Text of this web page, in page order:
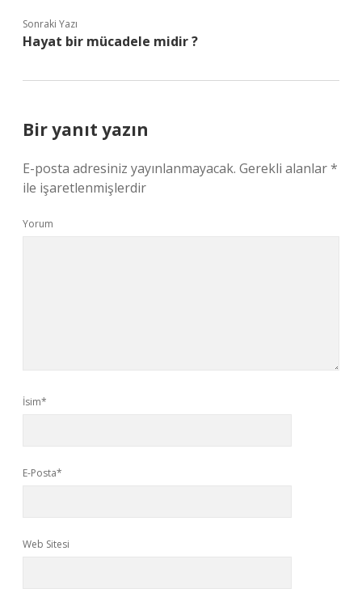
Sonraki Yazı
Hayat bir mücadele midir ?
Bir yanıt yazın
E-posta adresiniz yayınlanmayacak. Gerekli alanlar*
ile işaretlenmişlerdir
Yorum
İsim*
E-Posta*
Web Sitesi